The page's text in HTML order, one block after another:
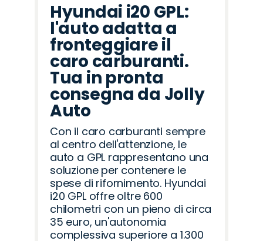
Hyundai i20 GPL:
l'auto adatta a
fronteggiare il
caro carburanti.
Tua in pronta
consegna da Jolly
Auto
Con il caro carburanti sempre
al centro dell'attenzione, le
auto a GPL rappresentano una
soluzione per contenere le
spese di rifornimento. Hyundai
i20 GPL offre oltre 600
chilometri con un pieno di circa
35 euro, un'autonomia
complessiva superiore a 1.300